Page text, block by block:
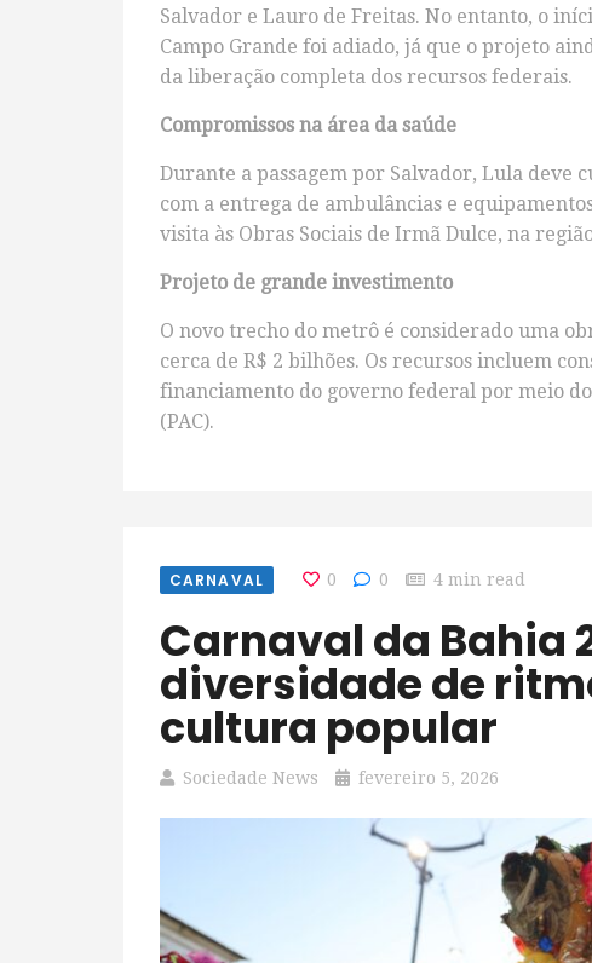
Salvador e Lauro de Freitas. No entanto, o
Campo Grande foi adiado, já que o projeto
da liberação completa dos recursos federais.
Compromissos na área da saúde
Durante a passagem por Salvador, Lula deve
com a entrega de ambulâncias e
visita às Obras Sociais de Irmã Dulce, na
Projeto de grande investimento
O novo trecho do metrô é considerado uma
cerca de R$ 2 bilhões. Os recursos incluem
financiamento do governo federal por meio
(PAC).
CARNAVAL 0 0 4 min read
Carnaval da Bahia 2026 celebra
diversidade de
cultura popular
Sociedade News fevereiro 5, 2026